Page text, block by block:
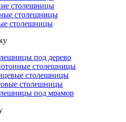
столешницы
столешницы
столешницы
под дерево
столешницы
столешницы
столешницы
под мрамор